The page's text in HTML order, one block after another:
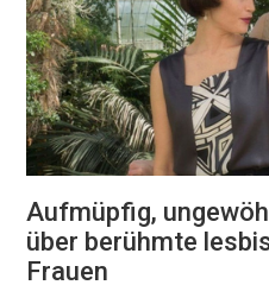
Aufmüpfig,
über berühmte
Frauen